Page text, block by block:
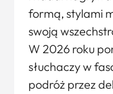
formą, stylami
swoją
W 2026 roku
słuchaczy w
podróż przez